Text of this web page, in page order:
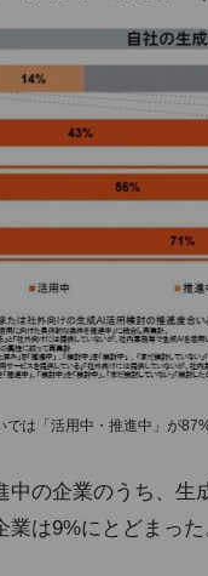
では「活用中・推進中」が
中の企業のうち、
業は9%にとどまっ